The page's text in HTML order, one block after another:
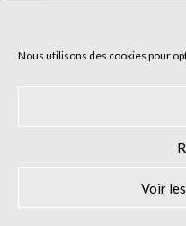
Nous utilisons des cookies pour
Voir